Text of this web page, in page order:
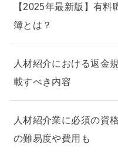
【2025年最新版】有
簿とは？
人材紹介における返金
載すべき内容
人材紹介業に必須の資
の難易度や費用も